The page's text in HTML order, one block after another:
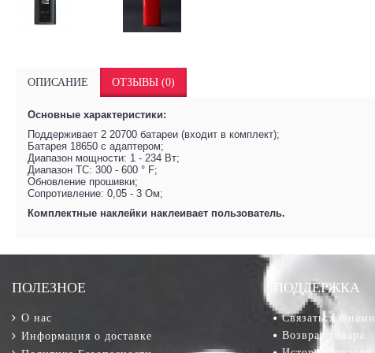
ОПИСАНИЕ ОТЗЫВЫ (0)
Основные характеристики:
Поддерживает 2 20700 батареи (входит в комплект);
Батарея 18650 с адаптером;
Диапазон мощности: 1 - 234 Вт;
Диапазон TC: 300 - 600 ° F;
Обновление прошивки;
Сопротивление: 0,05 - 3 Ом;
Комплектные наклейки наклеивает пользователь.
ПОЛЕЗНОЕ
О нас
Информация о доставке
ПОДДЕРЖКА
Связаться с нами
Возврат товара